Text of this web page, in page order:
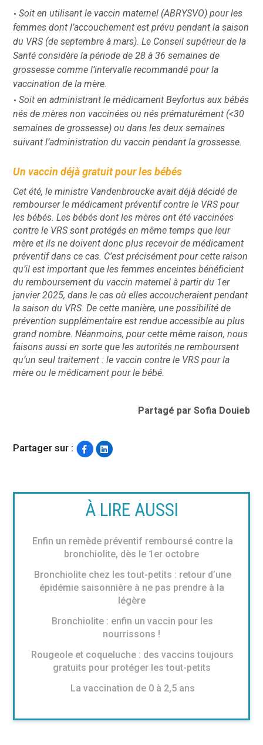
Soit en utilisant le vaccin maternel (ABRYSVO) pour les
femmes dont l’accouchement est prévu pendant la saison
du VRS (de septembre à mars). Le Conseil supérieur de la
Santé considère la période de 28 à 36 semaines de
grossesse comme l’intervalle recommandé pour la
vaccination de la mère. ​
Soit en administrant le médicament Beyfortus aux bébés
nés de mères non vaccinées ou nés prématurément (<30
semaines de grossesse) ou dans les deux semaines
suivant l’administration du vaccin pendant la grossesse. ​
Un vaccin déjà gratuit pour les bébés
Cet été, le ministre Vandenbroucke avait déjà décidé de
rembourser le médicament préventif contre le VRS pour
les bébés. Les bébés dont les mères ont été vaccinées
contre le VRS sont protégés en même temps que leur
mère et ils ne doivent donc plus recevoir de médicament
préventif dans ce cas. C’est précisément pour cette raison
qu’il est important que les femmes enceintes bénéficient
du remboursement du vaccin maternel à partir du 1er
janvier 2025, dans le cas où elles accoucheraient pendant
la saison du VRS. De cette manière, une possibilité de
prévention supplémentaire est rendue accessible au plus
grand nombre. Néanmoins, pour cette même raison, nous
faisons aussi en sorte que les autorités ne remboursent
qu’un seul traitement : le vaccin contre le VRS pour la
mère ou le médicament pour le bébé. ​
Partagé par Sofia Douieb
Partager sur :
À LIRE AUSSI
Enfin un remède préventif remboursé contre la
bronchiolite, dès le 1er octobre
Bronchiolite chez les tout-petits : retour d’une
épidémie saisonnière à ne pas prendre à la
légère
Bronchiolite : enfin un vaccin pour les
nourrissons !
Rougeole et coqueluche : des vaccins toujours
gratuits pour protéger les tout-petits
La vaccination de 0 à 2,5 ans